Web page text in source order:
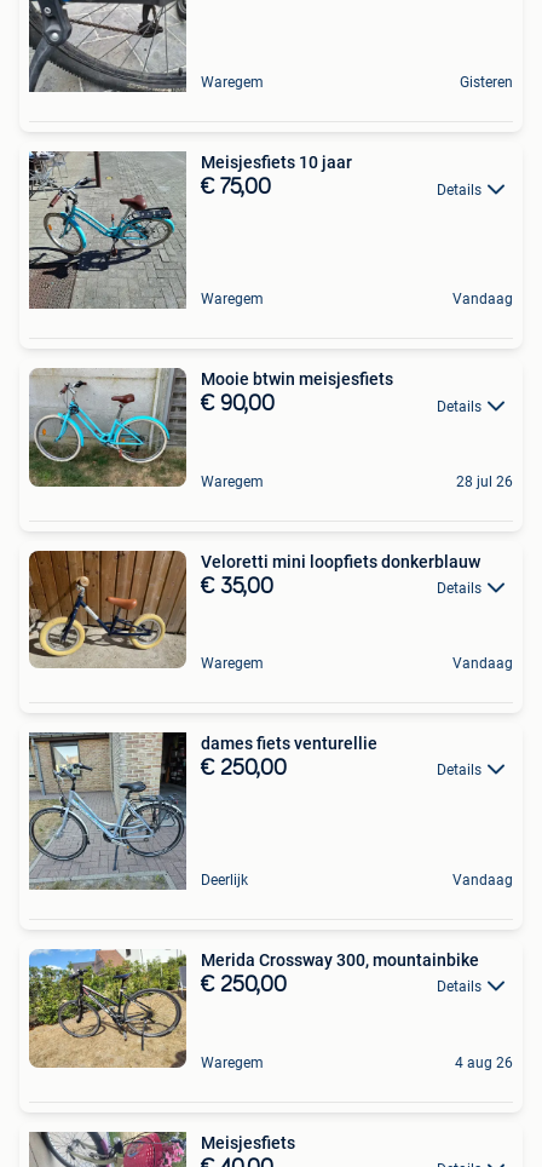
Waregem Gisteren
Meisjesfiets 10 jaar
€ 75,00 Details
Waregem Vandaag
Mooie btwin meisjesfiets
€ 90,00 Details
Waregem 28 jul 26
Veloretti mini loopfiets donkerblauw
€ 35,00 Details
Waregem Vandaag
dames fiets venturellie
€ 250,00 Details
Deerlijk Vandaag
Merida Crossway 300, mountainbike
€ 250,00 Details
Waregem 4 aug 26
Meisjesfiets